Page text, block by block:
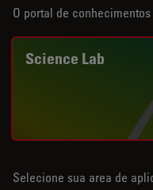
O portal de conhecimentos
Science Lab
Selecione sua area de